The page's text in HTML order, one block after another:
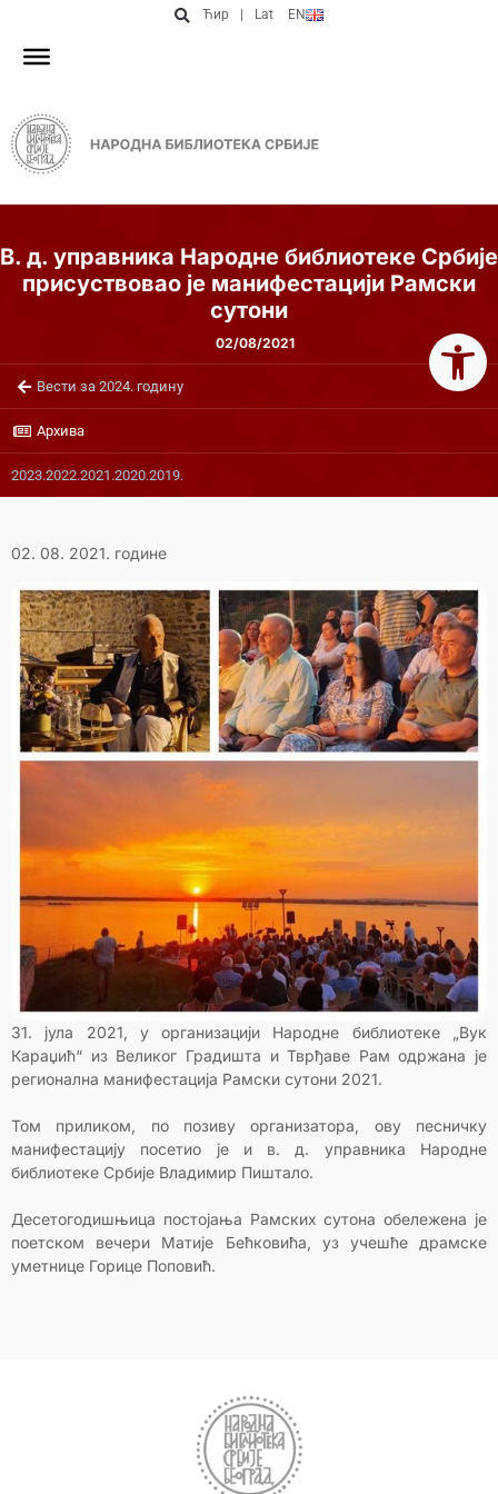
Ћир Lat EN
В. д. управника Народне библиотеке Србије
присуствовао је манифестацији Рамски
сутони
02/08/2021
Вести за 2024. годину
Архива
2023.2022.2021.2020.2019.
02. 08. 2021. године
31. јула 2021, у организацији Народне библиотеке „Вук
Караџић“ из Великог Градишта и Тврђаве Рам одржана је
регионална манифестација Рамски сутони 2021.
Том приликом, по позиву организатора, ову песничку
манифестацију посетио је и в. д. управника Народне
библиотеке Србије Владимир Пиштало.
Десетогодишњица постојања Рамских сутона обележена је
поетском вечери Матије Бећковића, уз учешће драмске
уметнице Горице Поповић.